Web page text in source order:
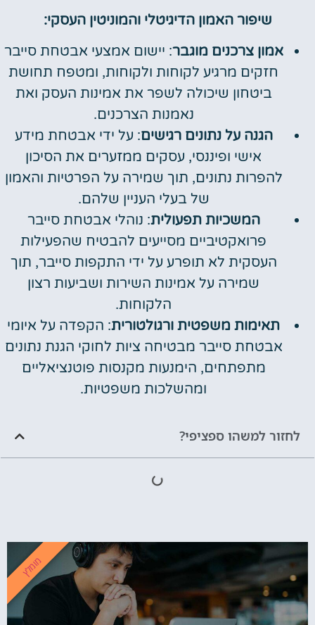
שיפור האמון הדיגיטלי והמוניטין העסקי:
אמון צרכנים מוגבר: יישום אמצעי אבטחת סייבר
חזקים מרגיע לקוחות ולקוחות, ומטפח תחושת
ביטחון שיכולה לשפר את אמינות העסק ואת
נאמנות הצרכנים.
הגנה על נתונים רגישים: על ידי אבטחת מידע
אישי ופיננסי, עסקים ממזערים את הסיכון
להפרות נתונים, תוך שמירה על הפרטיות והאמון
של בעלי העניין שלהם.
המשכיות תפעולית: נוהלי אבטחת סייבר
פרואקטיביים מסייעים להבטיח שהפעילות
העסקית לא תופרע על ידי התקפות סייבר, תוך
שמירה על אמינות השירות ושביעות רצון
הלקוחות.
תאימות משפטית ורגולטורית: הקפדה על איומי
אבטחת סייבר מבטיחה ציות לחוקי הגנת נתונים
מתפתחים, הימנעות מקנסות פוטנציאליים
ומהשלכות משפטיות.
לחזור למשהו ספציפי?
מומלץ